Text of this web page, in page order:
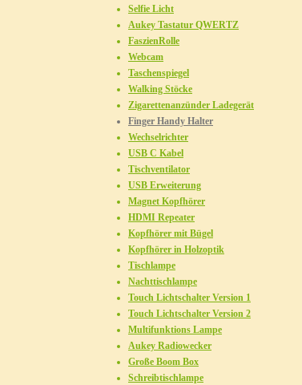
Selfie Licht
Aukey Tastatur QWERTZ
FaszienRolle
Webcam
Taschenspiegel
Walking Stöcke
Zigarettenanzünder Ladegerät
Finger Handy Halter
Wechselrichter
USB C Kabel
Tischventilator
USB Erweiterung
Magnet Kopfhörer
HDMI Repeater
Kopfhörer mit Bügel
Kopfhörer in Holzoptik
Tischlampe
Nachttischlampe
Touch Lichtschalter Version 1
Touch Lichtschalter Version 2
Multifunktions Lampe
Aukey Radiowecker
Große Boom Box
Schreibtischlampe